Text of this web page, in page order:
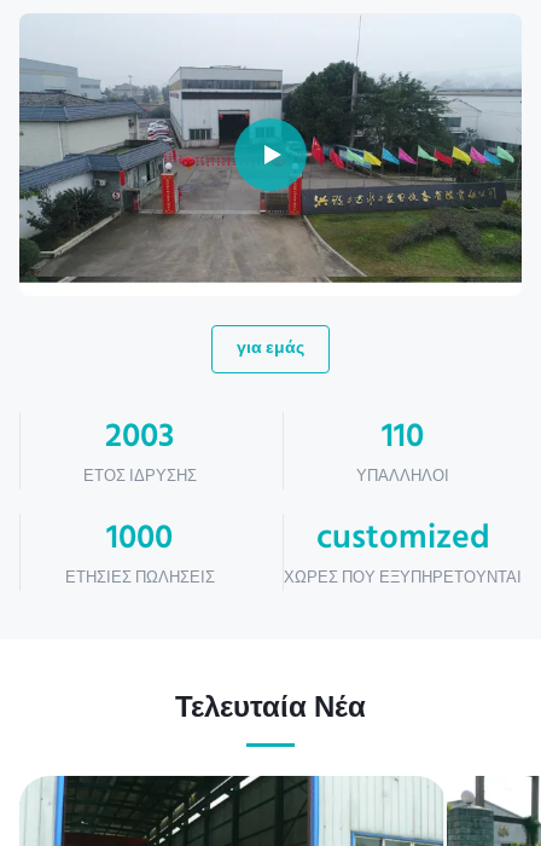
για εμάς
2003
ΈΤΟΣ ΊΔΡΥΣΗΣ
110
ΥΠΆΛΛΗΛΟΙ
1000
ΕΤΉΣΙΕΣ ΠΩΛΉΣΕΙΣ
customized
ΧΏΡΕΣ ΠΟΥ ΕΞΥΠΗΡΕΤΟΎΝΤΑΙ
Τελευταία Νέα